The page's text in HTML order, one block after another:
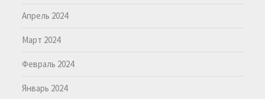
Апрель 2024
Март 2024
Февраль 2024
Январь 2024